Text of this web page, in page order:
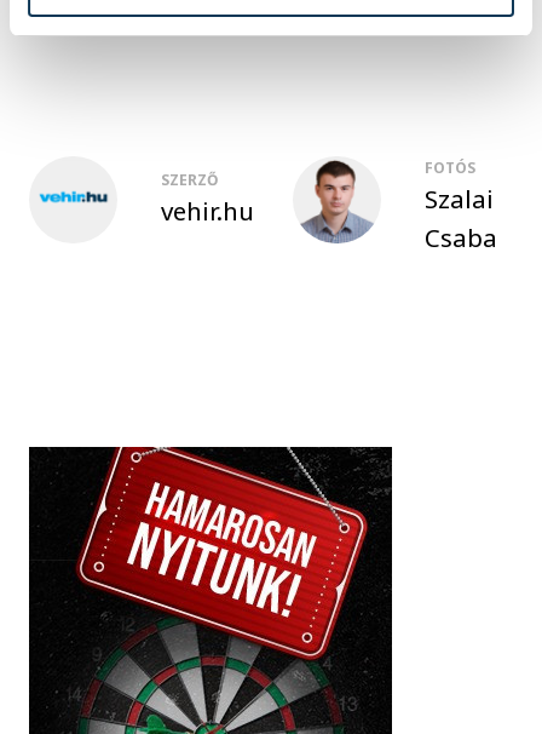
Kabóciádé
cirkusz
SZERZŐ
vehir.hu
FOTÓS
Szalai
Csaba